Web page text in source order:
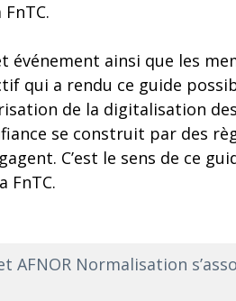
événement ainsi que les
qui a rendu ce guide
de la digitalisation des
se construit par des
C’est le sens de ce
FnTC.
AFNOR Normalisation